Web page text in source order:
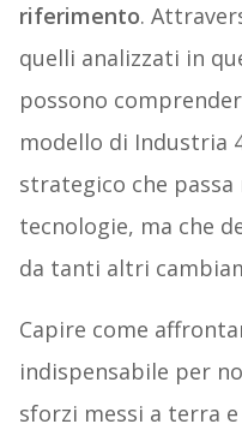
riferimento.
quelli analizzati in
possono
modello di Industria
strategico che
tecnologie, ma che
da tanti altri
Capire come
indispensabile per
sforzi messi a terra